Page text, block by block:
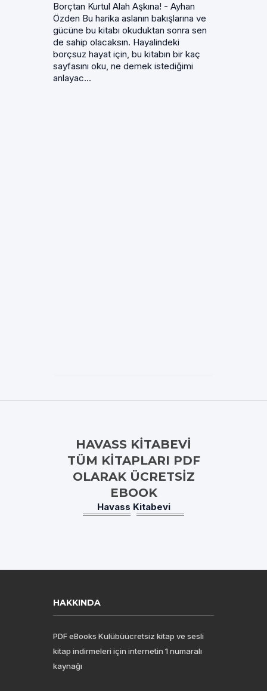
Borçtan Kurtul Alah Aşkına! - Ayhan
Özden Bu harika aslanın bakışlarına ve
gücüne bu kitabı okuduktan sonra sen
de sahip olacaksın. Hayalindeki
borçsuz hayat için, bu kitabın bir kaç
sayfasını oku, ne demek istediğimi
anlayac...
HAVASS KITABEVI
TÜM KITAPLARI PDF
OLARAK ÜCRETSIZ
EBOOK
Havass Kitabevi
HAKKINDA
PDF eBooks Kulübüücretsiz kitap ve sesli
kitap indirmeleri için internetin 1 numaralı
kaynağı